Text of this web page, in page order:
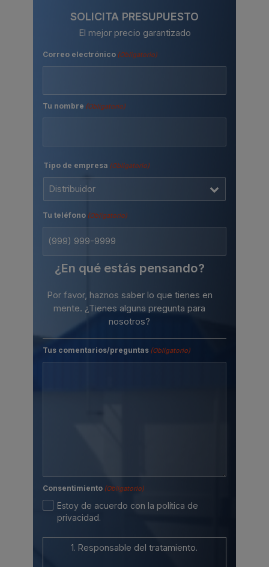
SOLICITA PRESUPUESTO
El mejor precio garantizado
Correo electrónico (Obligatorio)
Tu nombre (Obligatorio)
Tipo de empresa (Obligatorio)
Tu teléfono (Obligatorio)
¿En qué estás pensando?
Por favor, haznos saber lo que tienes en
mente. ¿Tienes alguna pregunta para
nosotros?
Tus comentarios/preguntas (Obligatorio)
Consentimiento (Obligatorio)
Estoy de acuerdo con la política de
privacidad.
1. Responsable del tratamiento.